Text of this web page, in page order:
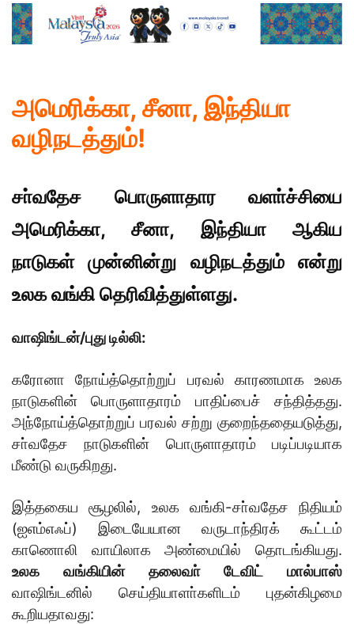
அமெரிக்கா, சீனா, இந்தியா
வழிநடத்தும்!
சா்வதேச பொருளாதார வளா்ச்சியை
அமெரிக்கா, சீனா, இந்தியா ஆகிய
நாடுகள் முன்னின்று வழிநடத்தும் என்று
உலக வங்கி தெரிவித்துள்ளது.
வாஷிங்டன்/புது டில்லி:
கரோனா நோய்த்தொற்றுப் பரவல் காரணமாக உலக
நாடுகளின் பொருளாதாரம் பாதிப்பைச் சந்தித்தது.
அந்நோய்த்தொற்றுப் பரவல் சற்று குறைந்ததையடுத்து,
சா்வதேச நாடுகளின் பொருளாதாரம் படிப்படியாக
மீண்டு வருகிறது.
இத்தகைய சூழலில், உலக வங்கி-சா்வதேச நிதியம்
(ஐஎம்எஃப்) இடையேயான வருடாந்திரக் கூட்டம்
காணொலி வாயிலாக அண்மையில் தொடங்கியது.
உலக வங்கியின் தலைவா் டேவிட் மால்பாஸ்
வாஷிங்டனில் செய்தியாளா்களிடம் புதன்கிழமை
கூறியதாவது: